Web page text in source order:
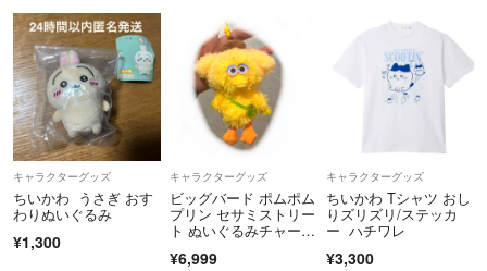
キャラクターグッズ
ちいかわ うさぎ おす
わりぬいぐるみ
¥1,300
キャラクターグッズ
ビッグバード ポムポム
プリン セサミストリー
ト ぬいぐるみチャー
¥6,999
キャラクターグッズ
ちいかわ Tシャツ おし
りズリズリ/ステッカ
ー ハチワレ
¥3,300